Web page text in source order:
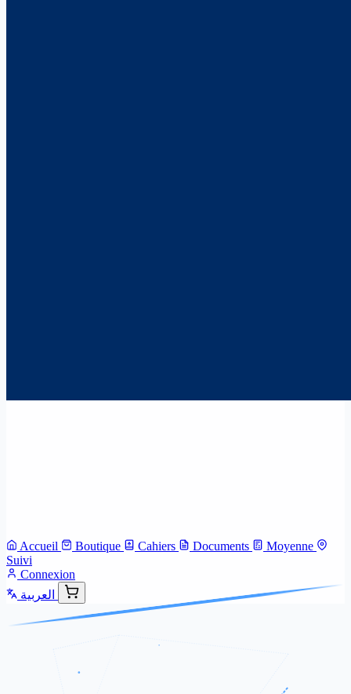
Accueil Boutique Cahiers Documents
Moyenne
Suivi
Connexion
العربية